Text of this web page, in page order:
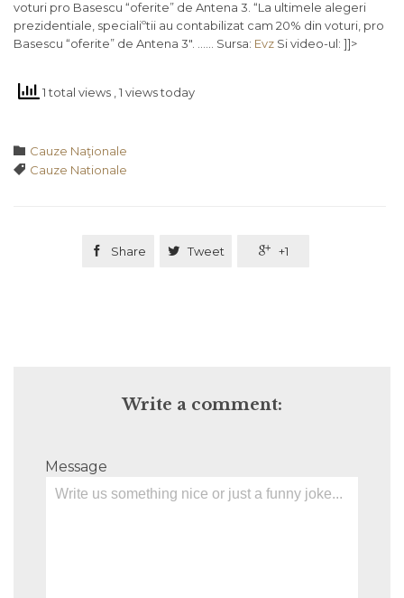
voturi pro Basescu “oferite” de Antena 3. “La ultimele alegeri
prezidentiale, specialiºtii au contabilizat cam 20% din voturi, pro
Basescu “oferite” de Antena 3″. …… Sursa: Evz Si video-ul: ]]>
1 total views , 1 views today
 Category
Cauze Naţionale
 Tags
Cauze Nationale
 Share  Tweet  +1
Write a comment:
Message